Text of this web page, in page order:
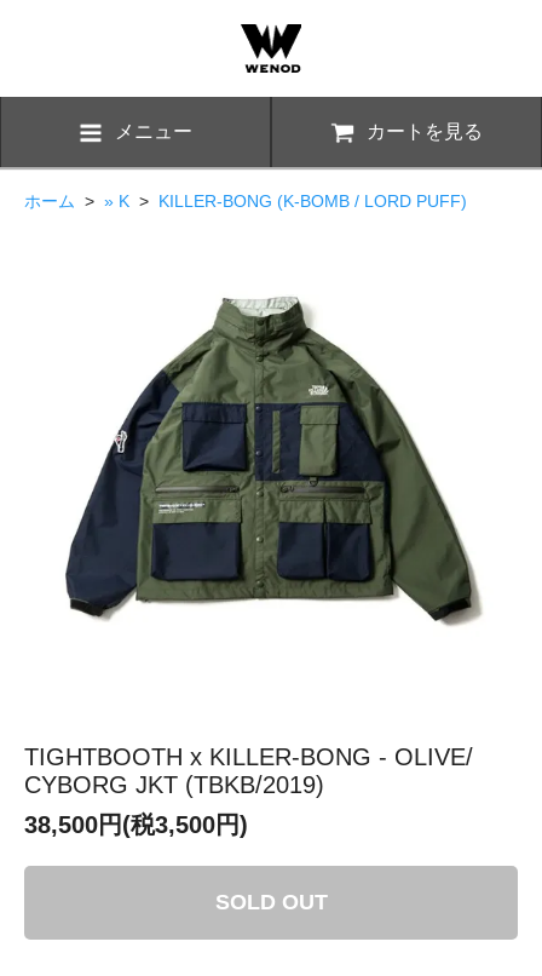
メニュー カートを見る
ホーム > » K > KILLER-BONG (K-BOMB / LORD PUFF)
TIGHTBOOTH x KILLER-BONG - OLIVE/
CYBORG JKT (TBKB/2019)
38,500円(税3,500円)
SOLD OUT